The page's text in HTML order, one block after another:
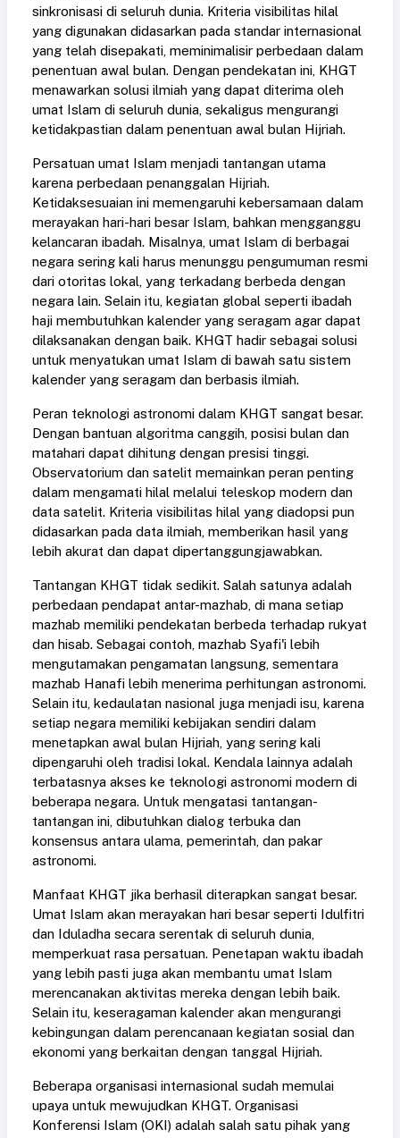
sinkronisasi di seluruh dunia. Kriteria visibilitas hilal
yang digunakan didasarkan pada standar internasional
yang telah disepakati, meminimalisir perbedaan dalam
penentuan awal bulan. Dengan pendekatan ini, KHGT
menawarkan solusi ilmiah yang dapat diterima oleh
umat Islam di seluruh dunia, sekaligus mengurangi
ketidakpastian dalam penentuan awal bulan Hijriah.
Persatuan umat Islam menjadi tantangan utama
karena perbedaan penanggalan Hijriah.
Ketidaksesuaian ini memengaruhi kebersamaan dalam
merayakan hari-hari besar Islam, bahkan mengganggu
kelancaran ibadah. Misalnya, umat Islam di berbagai
negara sering kali harus menunggu pengumuman resmi
dari otoritas lokal, yang terkadang berbeda dengan
negara lain. Selain itu, kegiatan global seperti ibadah
haji membutuhkan kalender yang seragam agar dapat
dilaksanakan dengan baik. KHGT hadir sebagai solusi
untuk menyatukan umat Islam di bawah satu sistem
kalender yang seragam dan berbasis ilmiah.
Peran teknologi astronomi dalam KHGT sangat besar.
Dengan bantuan algoritma canggih, posisi bulan dan
matahari dapat dihitung dengan presisi tinggi.
Observatorium dan satelit memainkan peran penting
dalam mengamati hilal melalui teleskop modern dan
data satelit. Kriteria visibilitas hilal yang diadopsi pun
didasarkan pada data ilmiah, memberikan hasil yang
lebih akurat dan dapat dipertanggungjawabkan.
Tantangan KHGT tidak sedikit. Salah satunya adalah
perbedaan pendapat antar-mazhab, di mana setiap
mazhab memiliki pendekatan berbeda terhadap rukyat
dan hisab. Sebagai contoh, mazhab Syafi'i lebih
mengutamakan pengamatan langsung, sementara
mazhab Hanafi lebih menerima perhitungan astronomi.
Selain itu, kedaulatan nasional juga menjadi isu, karena
setiap negara memiliki kebijakan sendiri dalam
menetapkan awal bulan Hijriah, yang sering kali
dipengaruhi oleh tradisi lokal. Kendala lainnya adalah
terbatasnya akses ke teknologi astronomi modern di
beberapa negara. Untuk mengatasi tantangan-
tantangan ini, dibutuhkan dialog terbuka dan
konsensus antara ulama, pemerintah, dan pakar
astronomi.
Manfaat KHGT jika berhasil diterapkan sangat besar.
Umat Islam akan merayakan hari besar seperti Idulfitri
dan Iduladha secara serentak di seluruh dunia,
memperkuat rasa persatuan. Penetapan waktu ibadah
yang lebih pasti juga akan membantu umat Islam
merencanakan aktivitas mereka dengan lebih baik.
Selain itu, keseragaman kalender akan mengurangi
kebingungan dalam perencanaan kegiatan sosial dan
ekonomi yang berkaitan dengan tanggal Hijriah.
Beberapa organisasi internasional sudah memulai
upaya untuk mewujudkan KHGT. Organisasi
Konferensi Islam (OKI) adalah salah satu pihak yang